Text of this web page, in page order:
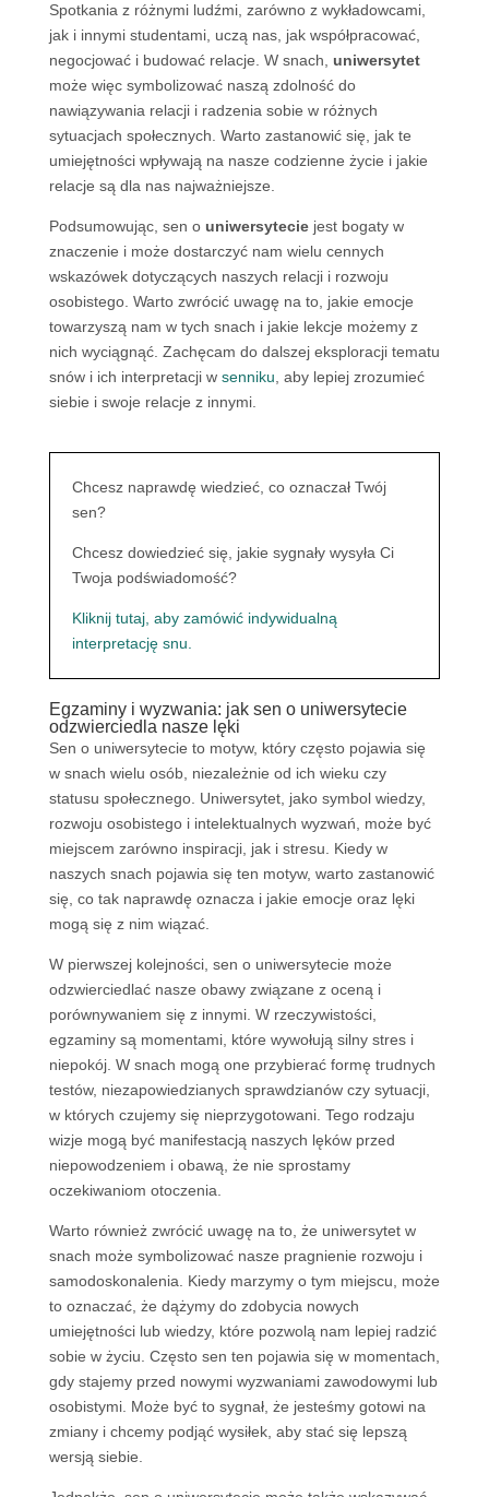
Spotkania z różnymi ludźmi, zarówno z wykładowcami,
jak i innymi studentami, uczą nas, jak współpracować,
negocjować i budować relacje. W snach, uniwersytet
może więc symbolizować naszą zdolność do
nawiązywania relacji i radzenia sobie w różnych
sytuacjach społecznych. Warto zastanowić się, jak te
umiejętności wpływają na nasze codzienne życie i jakie
relacje są dla nas najważniejsze.
Podsumowując, sen o uniwersyteciejest bogaty w
znaczenie i może dostarczyć nam wielu cennych
wskazówek dotyczących naszych relacji i rozwoju
osobistego. Warto zwrócić uwagę na to, jakie emocje
towarzyszą nam w tych snach i jakie lekcje możemy z
nich wyciągnąć. Zachęcam do dalszej eksploracji tematu
snów i ich interpretacji w senniku , aby lepiej zrozumieć
siebie i swoje relacje z innymi.
Chcesz naprawdę wiedzieć, co oznaczał Twój
sen?
Chcesz dowiedzieć się, jakie sygnały wysyła Ci
Twoja podświadomość?
Kliknij tutaj, aby zamówić indywidualną
interpretację snu.
Egzaminy i wyzwania: jak sen o uniwersytecie
odzwierciedla nasze lęki
Sen o uniwersytecie to motyw, który często pojawia się
w snach wielu osób, niezależnie od ich wieku czy
statusu społecznego. Uniwersytet, jako symbol wiedzy,
rozwoju osobistego i intelektualnych wyzwań, może być
miejscem zarówno inspiracji, jak i stresu. Kiedy w
naszych snach pojawia się ten motyw, warto zastanowić
się, co tak naprawdę oznacza i jakie emocje oraz lęki
mogą się z nim wiązać.
W pierwszej kolejności, sen o uniwersytecie może
odzwierciedlać nasze obawy związane z oceną i
porównywaniem się z innymi. W rzeczywistości,
egzaminy są momentami, które wywołują silny stres i
niepokój. W snach mogą one przybierać formę trudnych
testów, niezapowiedzianych sprawdzianów czy sytuacji,
w których czujemy się nieprzygotowani. Tego rodzaju
wizje mogą być manifestacją naszych lęków przed
niepowodzeniem i obawą, że nie sprostamy
oczekiwaniom otoczenia.
Warto również zwrócić uwagę na to, że uniwersytet w
snach może symbolizować nasze pragnienie rozwoju i
samodoskonalenia. Kiedy marzymy o tym miejscu, może
to oznaczać, że dążymy do zdobycia nowych
umiejętności lub wiedzy, które pozwolą nam lepiej radzić
sobie w życiu. Często sen ten pojawia się w momentach,
gdy stajemy przed nowymi wyzwaniami zawodowymi lub
osobistymi. Może być to sygnał, że jesteśmy gotowi na
zmiany i chcemy podjąć wysiłek, aby stać się lepszą
wersją siebie.